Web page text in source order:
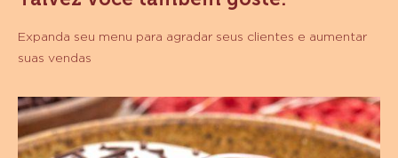
4- Incorpore por fim os chips brancos e mecha levemente.
5- Coloque a massa nas forminhas de mini cupcake e leve
forno.